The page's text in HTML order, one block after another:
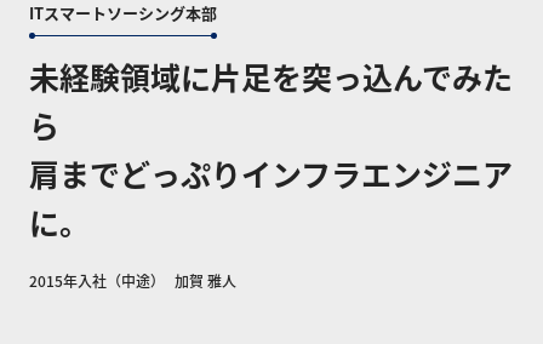
ITスマートソーシング本部
未経験領域に​​片足を突っ込んでみた
ら
肩までどっぷりインフラエンジニア
に。
2015年入社（中途） 加賀 雅人